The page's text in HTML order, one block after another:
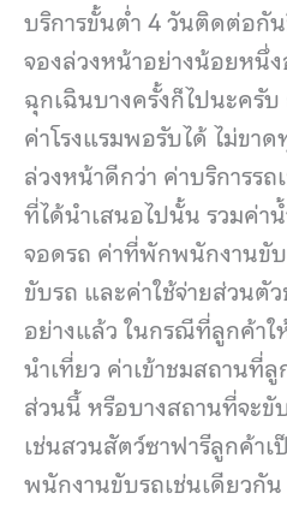
บริการขั้นต่ำ 4 วันติดต่อกั
จองล่วงหน้าอย่างน้อยหนึ่
ฉุกเฉินบางครั้งก็ไปนะครับ
ค่าโรงแรมพอรับได้ ไม่ขา
ล่วงหน้าดีกว่า ค่าบริการร
ที่ได้นำเสนอไปนั้น รวมค่า
จอดรถ ค่าที่พักพนักงานขั
ขับรถ และค่าใช้จ่ายส่วนตั
อย่างแล้ว ในกรณีที่ลูกค้า
นำเที่ยว ค่าเข้าชมสถานที่
ส่วนนี้ หรือบางสถานที่จะขั
เช่นสวนสัตว์ซาฟารีลูกค้า
พนักงานขับรถเช่นเดียวกัน